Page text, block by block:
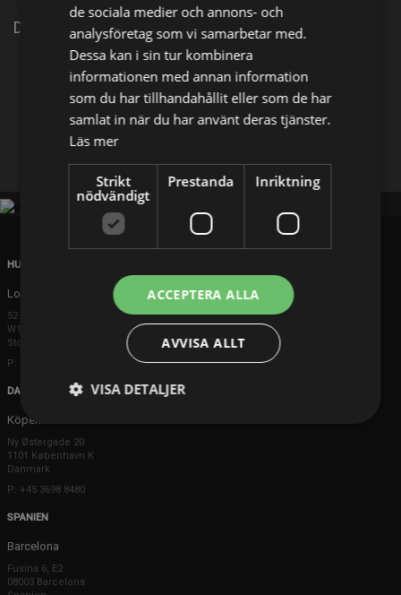
Del 1 av 6.
Facebook
HUVUDKONTOR
London
52 Brook Street
W1K 5DS London
Storbritannien
P: +44 203 608 8181
DANMARK
Köpenhamn
Ny Østergade 20
1101 København K
Danmark
P: +45 3698 8480
SPANIEN
Barcelona
Fusina 6, E2
08003 Barcelona
de sociala medier och annons- och
analysföretag som vi samarbetar med.
Dessa kan i sin tur kombinera
informationen med annan information
som du har tillhandahållit eller som de har
samlat in när du har använt deras tjänster.
Läs mer
Strikt
nödvändigt
Prestanda Inriktning
ACCEPTERA ALLA
AVVISA ALLT
VISA DETALJER